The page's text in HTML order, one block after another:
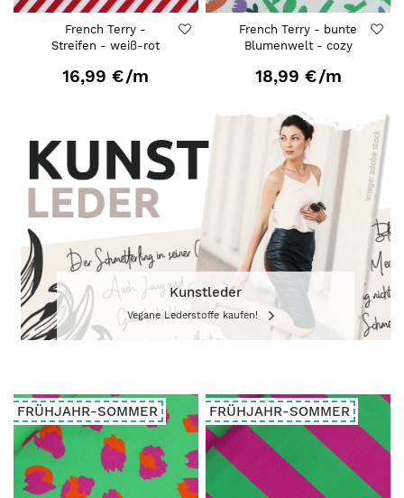
French Terry -
Streifen - weiß-rot
16,99 €/m
French Terry - bunte
Blumenwelt - cozy
18,99 €/m
Kunstleder
Vegane Lederstoffe kaufen!
FRÜHJAHR-SOMMER FRÜHJAHR-SOMMER